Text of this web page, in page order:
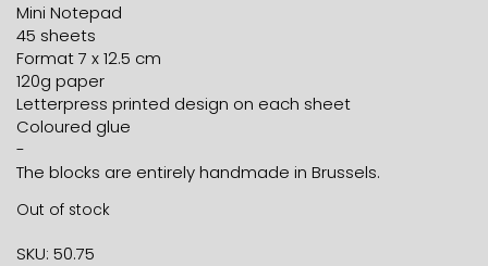
Mini Notepad
45 sheets
Format 7 x 12.5 cm
120g paper
Letterpress printed design on each sheet
Coloured glue
-
The blocks are entirely handmade in Brussels.
Out of stock
SKU: 50.75